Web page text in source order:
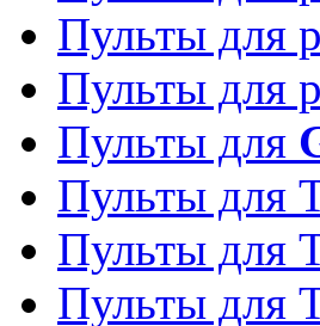
Пульты для
Пульты для
Пульты для
Пульты для
Пульты для
Пульты для